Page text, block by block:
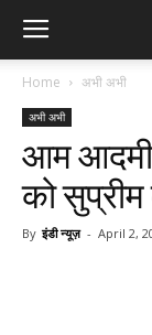
Home अभी अभी
अभी अभी
आम आदमी
को
By इंडी न्यूज़ - April 2,